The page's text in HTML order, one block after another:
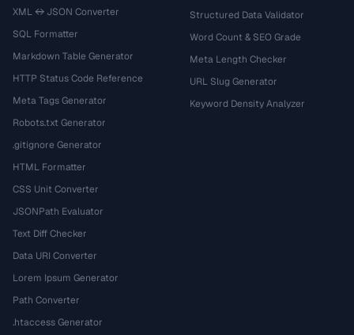
XML ↔ JSON Converter
SQL Formatter
Markdown Table Generator
HTTP Status Code Reference
Meta Tags Generator
Robots.txt Generator
.gitignore Generator
HTML Formatter
CSS Unit Converter
JSONPath Evaluator
Text Diff Checker
Data URI Converter
Lorem Ipsum Generator
Path Converter
.htaccess Generator
Structured Data Validator
Word Count & SEO Grade
Meta Length Checker
URL Slug Generator
Keyword Density Analyzer